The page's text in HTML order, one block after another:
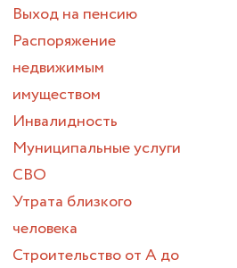
Выход на пенсию
Распоряжение
недвижимым
имуществом
Инвалидность
Муниципальные услуги
СВО
Утрата близкого
человека
Строительство от А до